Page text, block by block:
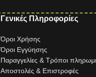
Γενικές Πληροφορίες
Όροι Χρήσης
Όροι Εγγύησης
Παραγγελίες & Τρόποι
Αποστολές & Επιστροφές